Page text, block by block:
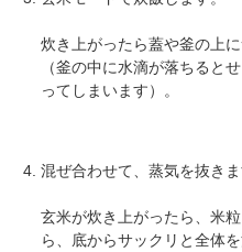
炊き上がったら蓋や釜の上
（釜の中に水滴が落ちると
ってしまいます）。
混ぜ合わせて、蒸気を抜きま
玄米が炊き上がったら、米
ら、底からサックリと全体